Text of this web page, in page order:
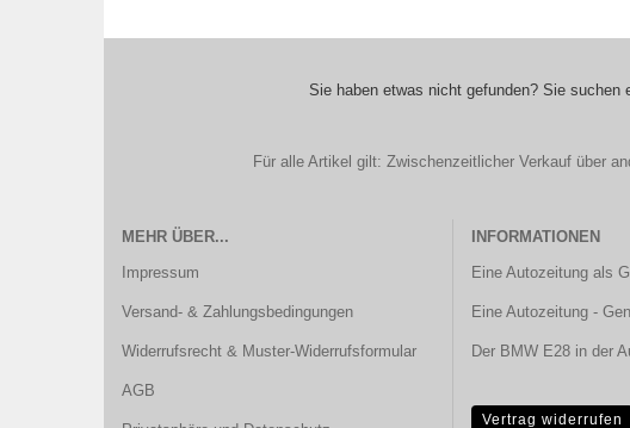
Sie haben etwas nicht gefunden? Sie
Für alle Artikel gilt: Zwischenzeitlicher Verkauf über
MEHR ÜBER...
Impressum
Versand- & Zahlungsbedingungen
Widerrufsrecht & Muster-Widerrufsformular
AGB
INFORMATIONEN
Eine Autozeitung als
Eine Autozeitung -
Der BMW E28 in der
Vertrag widerrufen